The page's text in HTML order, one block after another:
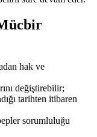
hak ve
değiştirebilir;
tarihten itibaren
sorumluluğu